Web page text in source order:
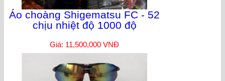
Áo choàng Shigematsu FC - 52
chịu nhiệt độ 1000 độ
Giá: 11,500,000 VNĐ